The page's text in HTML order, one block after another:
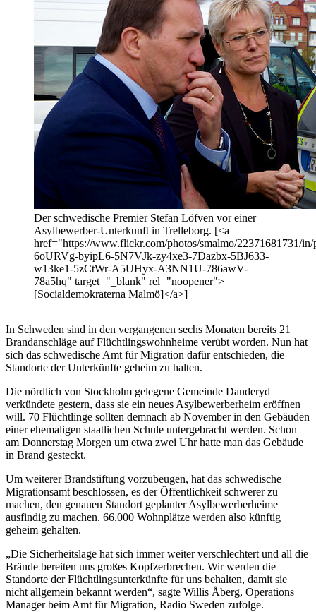
Der schwedische Premier Stefan Löfven vor einer
Asylbewerber-Unterkunft in Trelleborg. [<a
href="https://www.flickr.com/photos/smalmo/22371681731/in/
6oURVg-byipL6-5N7VJk-zy4xe3-7Dazbx-5BJ633-
w13ke1-5zCtWr-A5UHyx-A3NN1U-786awV-
78a5hq" target="_blank" rel="noopener">
[Socialdemokraterna Malmö]</a>]
In Schweden sind in den vergangenen sechs Monaten bereits 21
Brandanschläge auf Flüchtlingswohnheime verübt worden. Nun hat
sich das schwedische Amt für Migration dafür entschieden, die
Standorte der Unterkünfte geheim zu halten.
Die nördlich von Stockholm gelegene Gemeinde Danderyd
verkündete gestern, dass sie ein neues Asylbewerberheim eröffnen
will. 70 Flüchtlinge sollten demnach ab November in den Gebäuden
einer ehemaligen staatlichen Schule untergebracht werden. Schon
am Donnerstag Morgen um etwa zwei Uhr hatte man das Gebäude
in Brand gesteckt.
Um weiterer Brandstiftung vorzubeugen, hat das schwedische
Migrationsamt beschlossen, es der Öffentlichkeit schwerer zu
machen, den genauen Standort geplanter Asylbewerberheime
ausfindig zu machen. 66.000 Wohnplätze werden also künftig
geheim gehalten.
„Die Sicherheitslage hat sich immer weiter verschlechtert und all die
Brände bereiten uns großes Kopfzerbrechen. Wir werden die
Standorte der Flüchtlingsunterkünfte für uns behalten, damit sie
nicht allgemein bekannt werden“, sagte Willis Åberg, Operations
Manager beim Amt für Migration, Radio Sweden zufolge.